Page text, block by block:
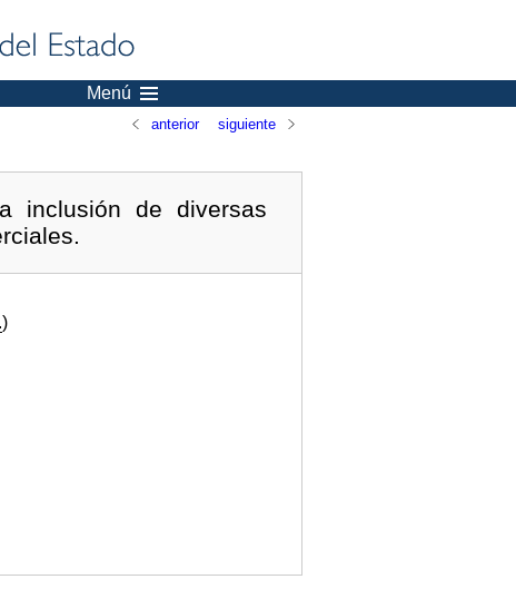
Menú
anterior siguiente
inclusión de diversas
)